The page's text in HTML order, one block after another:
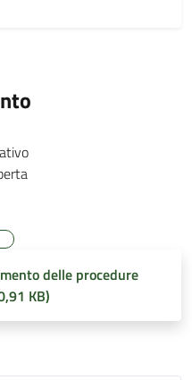
delle procedure
KB)